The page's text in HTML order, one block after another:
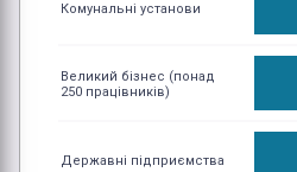
Комунальні установи
Великий бізнес (понад
250 працівників)
Державні підприємства